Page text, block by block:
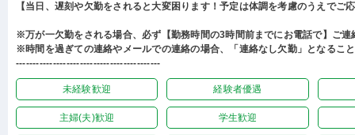
【当日、遅刻や欠勤をされると大変困ります！予定は体調を考慮のうえでご
※万が一欠勤をされる場合、必ず【勤務時間の3時間前までにお電話で】ご連
※時間を過ぎての連絡やメールでの連絡の場合、「連絡なし欠勤」となるこ
-------------------------------------------
未経験歓迎 経験者優遇
主婦(夫)歓迎 学生歓迎